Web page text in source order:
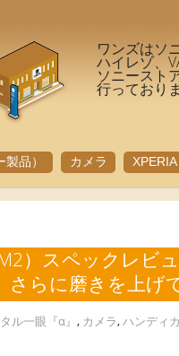
ワンズはソ
ハイレゾ、
ソニースト
行っており
品） カメラ XPERIA
）スペックレビ
さらに磨きを上げ
ル一眼『α』 , カメラ,ハンディ